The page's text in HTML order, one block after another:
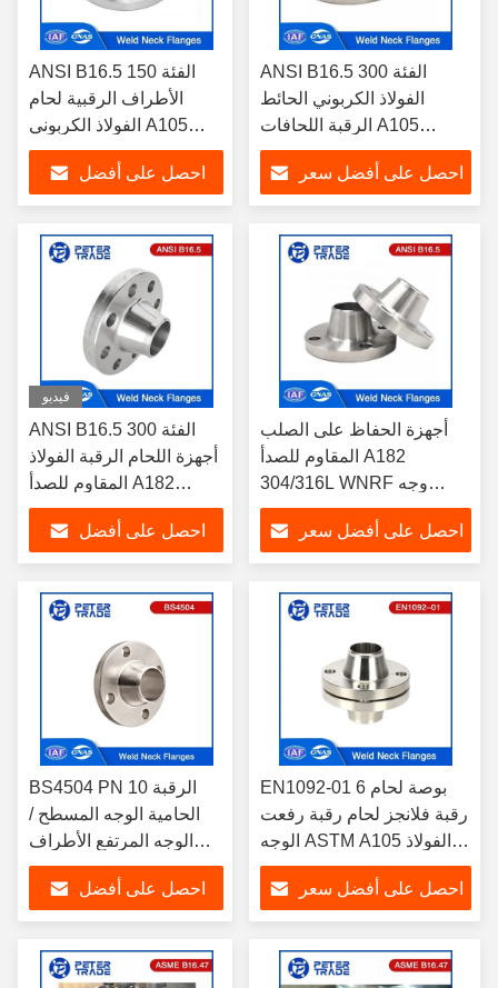
ANSI B16.5 الفئة 150
الأطراف الرقبية لحام
الفولاذ الكربوني A105
WNRF وجه مرتفع ووجه
مسطح احصل على أفضل
ANSI B16.5 الفئة 300
الفولاذ الكربوني الحائط
الرقبة اللحافات A105
WNRF وجه مرتفع وجهه
مسطحاحصل على أفضل سعر
فيديو
ANSI B16.5 الفئة 300
أجهزة اللحام الرقبة الفولاذ
المقاوم للصدأ A182
304/316L WNRF وجه
مرتفع ووجه مسطح
احصل على أفضل
أجهزة الحفاظ على الصلب
المقاوم للصدأ A182
304/316L WNRF وجه
مرتفع ووجه مسطح ANSI
B16.5 الفئة 150
احصل على أفضل سعر
BS4504 PN 10 الرقبة
الحامية الوجه المسطح /
الوجه المرتفع الأطراف
الفولاذ الكربوني والأطراف
الفولاذ المقاوم للصدأ
DN10 - DN3000
احصل على أفضل
EN1092-01 6 بوصة لحام
رقبة فلانجز لحام رقبة رفعت
الوجه ASTM A105 الفولاذ
الكربوني PN 10 للأنابيب
احصل على أفضل سعر